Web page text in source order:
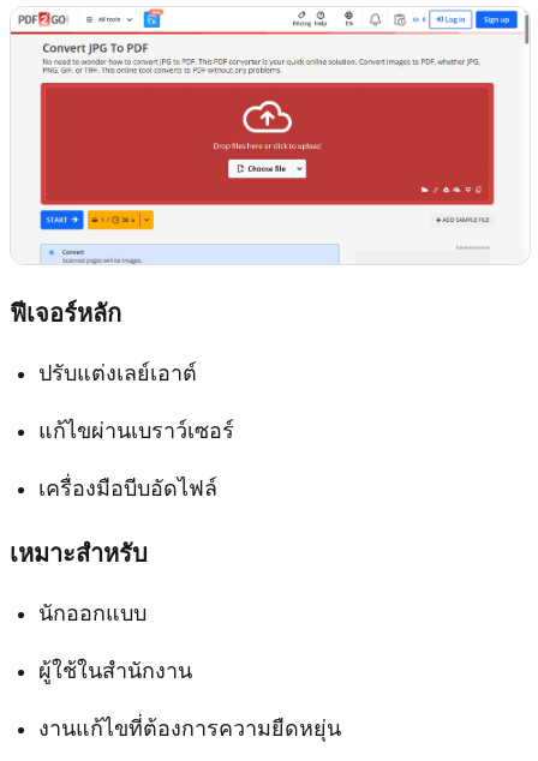
ฟีเจอร์หลัก
ปรับแต่งเลย์เอาต์
แก้ไขผ่านเบราว์เซอร์
เครื่องมือบีบอัดไฟล์
เหมาะสำหรับ
นักออกแบบ
ผู้ใช้ในสำนักงาน
งานแก้ไขที่ต้องการความยืดหยุ่น